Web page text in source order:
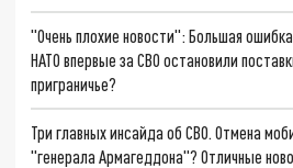
"Очень плохие новости": Большая
НАТО впервые за СВО остановили
приграничье?
Три главных инсайда об СВО. Отмена
"генерала Армагеддона"? Отличные